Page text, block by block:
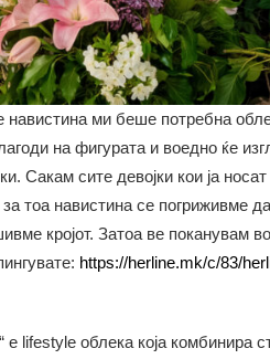
навистина ми беше потребна
на фигурата и воедно ќе
Сакам сите девојки кои ја
тоа навистина се погриживме
кројот. Затоа ве поканувам
https://herline.mk/c/83/
е lifestyle облека која комбинира